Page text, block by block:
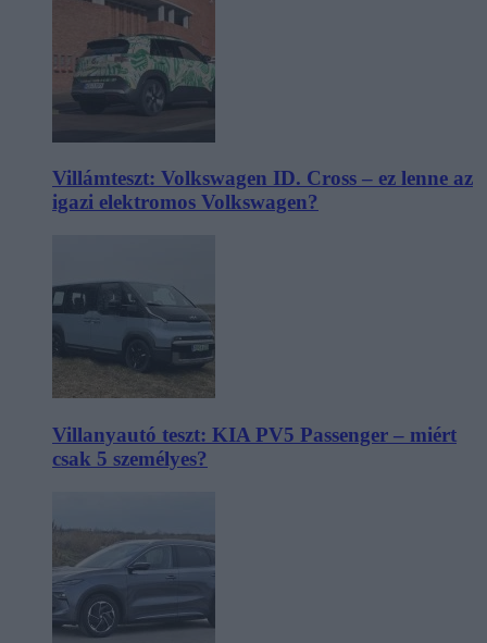
Villámteszt: Volkswagen ID. Cross – ez lenne az
igazi elektromos Volkswagen?
Villanyautó teszt: KIA PV5 Passenger – miért
csak 5 személyes?